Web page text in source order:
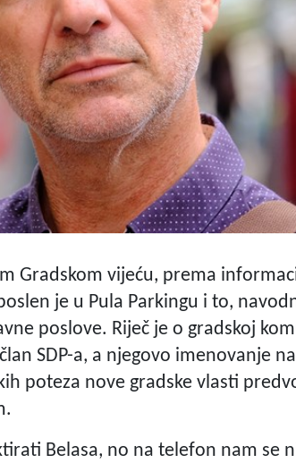
Gradskom vijeću, prema
je u Pula Parkingu i to,
poslove. Riječ je o gradskoj
SDP-a, a njegovo imenovanje
poteza nove gradske vlasti
Belasa, no na telefon nam se